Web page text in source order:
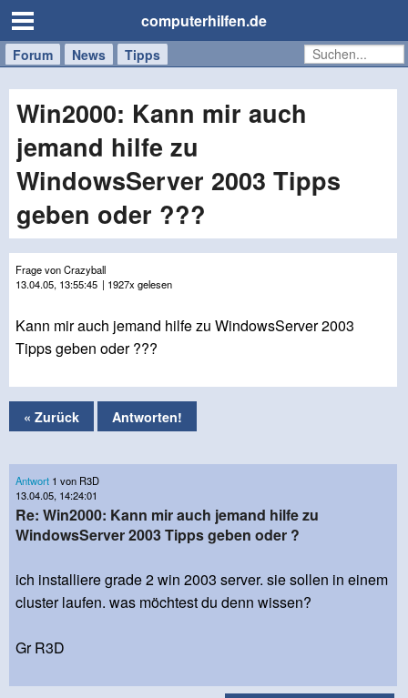
computerhilfen.de
Forum News Tipps
Handy
Tablet
Windows
Mac
Win2000: Kann mir auch
jemand hilfe zu
WindowsServer 2003 Tipps
geben oder ???
Frage von Crazyball
13.04.05, 13:55:45 | 1927x gelesen
Kann mir auch jemand hilfe zu WindowsServer 2003
Tipps geben oder ???
« Zurück Antworten!
Antwort 1 von R3D
13.04.05, 14:24:01
Re: Win2000: Kann mir auch jemand hilfe zu
WindowsServer 2003 Tipps geben oder ?
ich installiere grade 2 win 2003 server. sie sollen in einem
cluster laufen. was möchtest du denn wissen?
Gr R3D